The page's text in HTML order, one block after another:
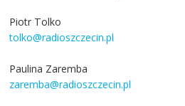
Piotr Tolko
tolko@radioszczecin.pl
Paulina Zaremba
zaremba@radioszczecin.pl